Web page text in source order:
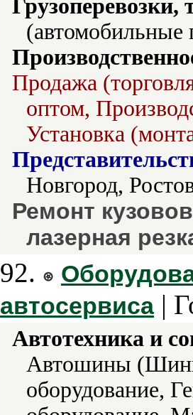
(автомобильные
Продажа
оптом,
Установка
Новгород,
Ремонт
лазерная
92.
автосервиса|
Автотехника и
Автошины (Шины
оборудование,